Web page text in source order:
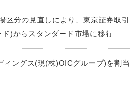
区分の見直しにより、東京証券取
)からスタンダード市場に移行
ィングス(現(株)OICグループ)を割